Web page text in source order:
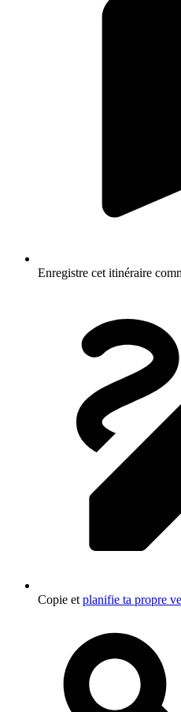
Enregistre cet itinéraire
Copie et planifie ta propre